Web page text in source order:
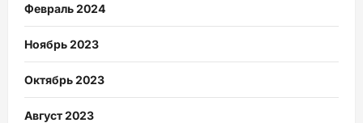
Февраль 2024
Ноябрь 2023
Октябрь 2023
Август 2023